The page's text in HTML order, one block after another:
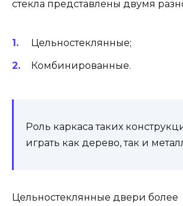
стекла представлены двумя
Цельностеклянные;
Комбинированные.
Роль каркаса таких
играть как дерево, так и
Цельностеклянные двери более